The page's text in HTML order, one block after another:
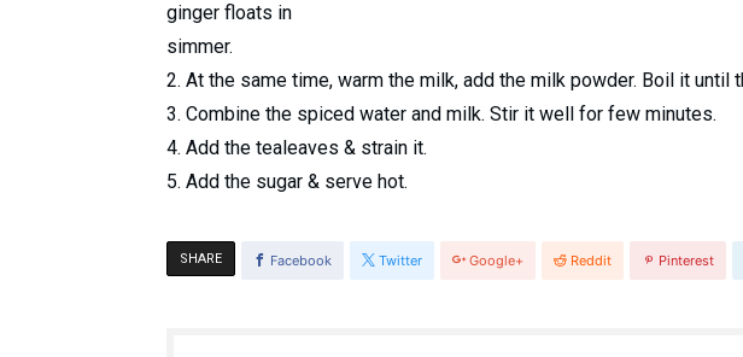
ginger floats in
simmer.
2. At the same time, warm the milk, add the milk powder. Boil it until
3. Combine the spiced water and milk. Stir it well for few minutes.
4. Add the tealeaves & strain it.
5. Add the sugar & serve hot.
SHARE Facebook Twitter Google+ Reddit Pinterest